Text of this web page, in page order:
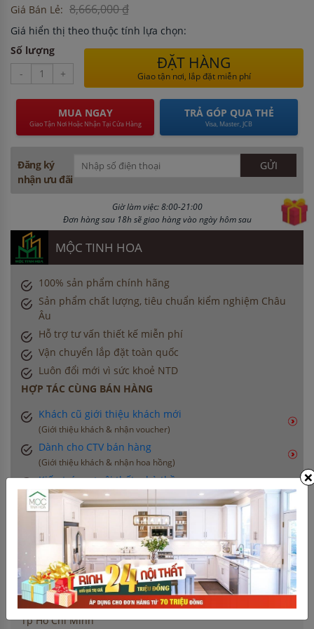
Giá Bán Lẻ: 8,666,000 ₫
Giá hiển thị theo thuộc tính lựa chọn:
Số lượng
-
+
ĐẶT HÀNG
Giao tận nơi, lắp đặt miễn phí
MUA NGAY
Giao Tận Nơi Hoặc Nhận Tại Cửa Hàng
TRẢ GÓP QUA THẺ
Visa, Master, JCB
Đăng ký
nhận ưu đãi
Giờ làm việc: 8:00-21:00
Đơn hàng sau 18h sẽ giao hàng vào ngày hôm sau
MỘC TINH HOA
100% sản phẩm chính hãng
Sản phẩm chất lượng, tiêu chuẩn kiểm nghiệm Châu
Âu
Hỗ trợ tư vấn thiết kế miễn phí
Vận chuyển lắp đặt toàn quốc
Luôn đổi mới vì sức khoẻ NTD
HỢP TÁC CÙNG BÁN HÀNG
Khách cũ giới thiệu khách mới
(Giới thiệu khách & nhận voucher)
Dành cho CTV bán hàng
(Giới thiệu khách & nhận hoa hồng)
Kiến trúc sư nội thất, nhà thầu
(Chiết khấu đặc biệt cho công trình)
THÔNG TIN LIÊN HỆ
0906 396 012
info@moctinhhoa.vn
Số 877 Huỳnh Tấn Phát, Phường Phú Thuận, Quận 7,
Tp Hồ Chí Minh
×